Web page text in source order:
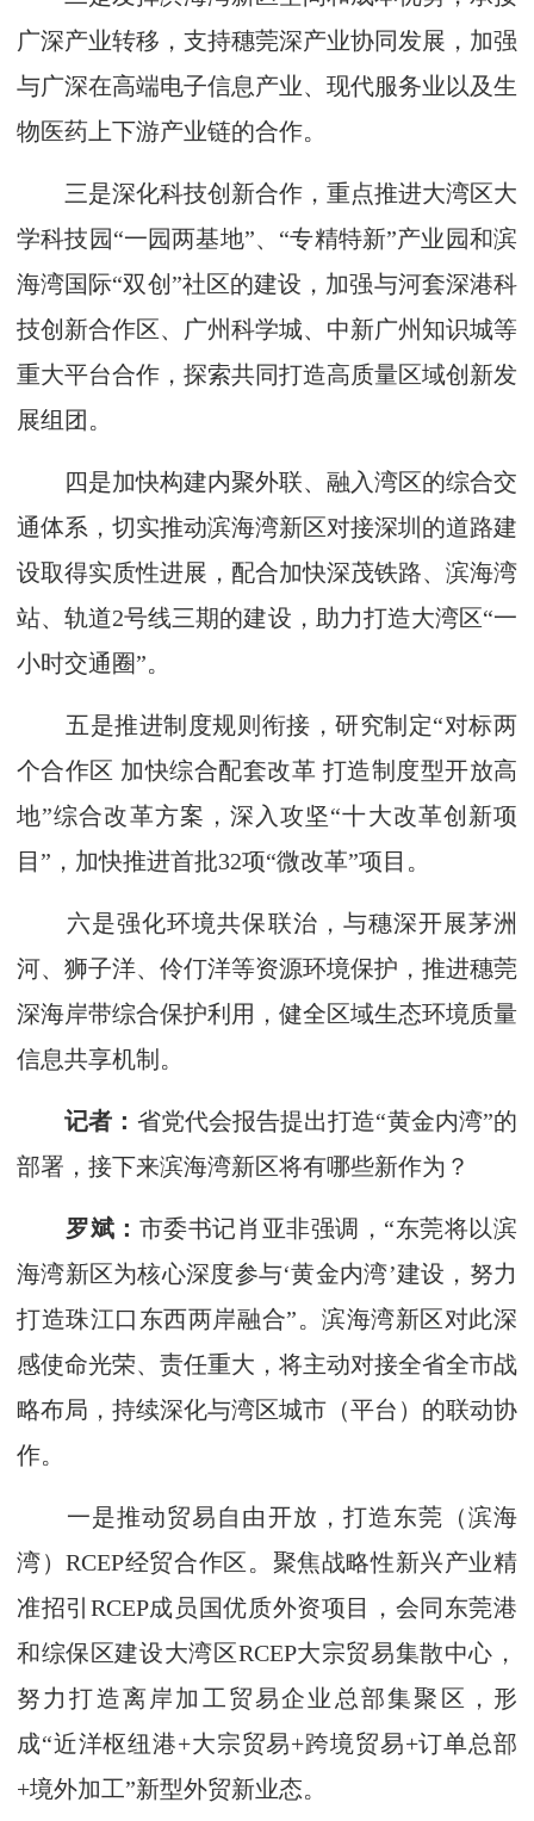
广深产业转移，支持穗莞深产业协同发展，加强
与广深在高端电子信息产业、现代服务业以及生
物医药上下游产业链的合作。
三是深化科技创新合作，重点推进大湾区大
学科技园“一园两基地”、“专精特新”产业园和滨
海湾国际“双创”社区的建设，加强与河套深港科
技创新合作区、广州科学城、中新广州知识城等
重大平台合作，探索共同打造高质量区域创新发
展组团。
四是加快构建内聚外联、融入湾区的综合交
通体系，切实推动滨海湾新区对接深圳的道路建
设取得实质性进展，配合加快深茂铁路、滨海湾
站、轨道2号线三期的建设，助力打造大湾区“一
小时交通圈”。
五是推进制度规则衔接，研究制定“对标两
个合作区 加快综合配套改革 打造制度型开放高
地”综合改革方案，深入攻坚“十大改革创新项
目”，加快推进首批32项“微改革”项目。
六是强化环境共保联治，与穗深开展茅洲
河、狮子洋、伶仃洋等资源环境保护，推进穗莞
深海岸带综合保护利用，健全区域生态环境质量
信息共享机制。
记者： 省党代会报告提出打造“黄金内湾”的
部署，接下来滨海湾新区将有哪些新作为？
罗斌： 市委书记肖亚非强调，“东莞将以滨
海湾新区为核心深度参与‘黄金内湾’建设，努力
打造珠江口东西两岸融合”。滨海湾新区对此深
感使命光荣、责任重大，将主动对接全省全市战
略布局，持续深化与湾区城市（平台）的联动协
作。
一是推动贸易自由开放，打造东莞（滨海
湾）RCEP经贸合作区。聚焦战略性新兴产业精
准招引RCEP成员国优质外资项目，会同东莞港
和综保区建设大湾区RCEP大宗贸易集散中心，
努力打造离岸加工贸易企业总部集聚区，形
成“近洋枢纽港+大宗贸易+跨境贸易+订单总部
+境外加工”新型外贸新业态。